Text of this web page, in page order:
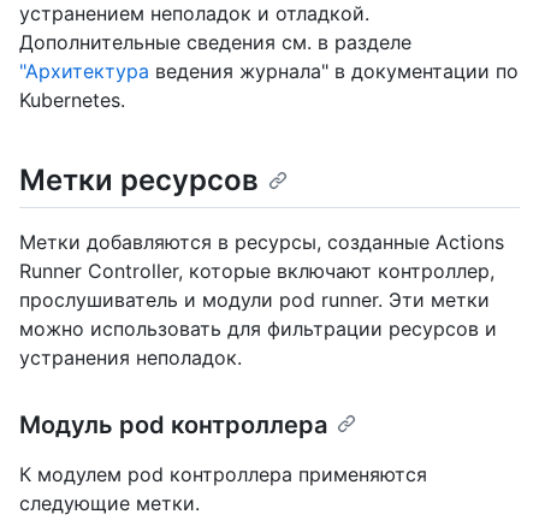
устранением неполадок и отладкой.
Дополнительные сведения см. в разделе
"Архитектура ведения журнала" в документации по
Kubernetes.
Метки ресурсов
Метки добавляются в ресурсы, созданные Actions
Runner Controller, которые включают контроллер,
прослушиватель и модули pod runner. Эти метки
можно использовать для фильтрации ресурсов и
устранения неполадок.
Модуль pod контроллера
К модулем pod контроллера применяются
следующие метки.